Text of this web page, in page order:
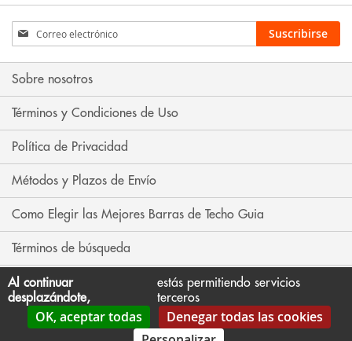
Inscríbase
a
nuestro
boletín
noticias:
Suscribirse
Sobre nosotros
Términos y Condiciones de Uso
Política de Privacidad
Métodos y Plazos de Envío
Como Elegir las Mejores Barras de Techo Guia
Términos de búsqueda
Búsqueda avanzada
Contáctenos
Al continuar
desplazándote,
estás permitiendo servicios
terceros
OK, aceptar todas
Denegar todas las cookies